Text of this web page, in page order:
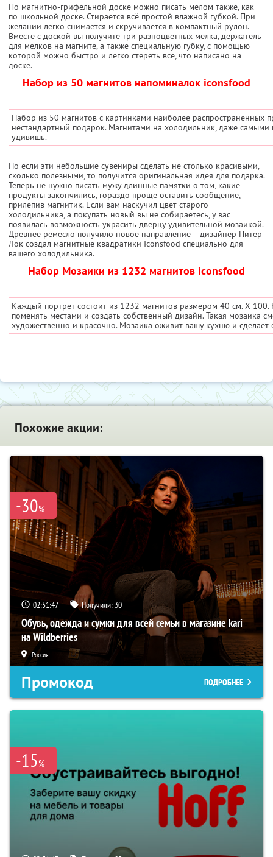
По магнитно-грифельной доске можно писать мелом также, как
по школьной доске. Стирается всё простой влажной губкой. При
желании легко снимается и скручивается в компактный рулон.
Вместе с доской вы получите три разноцветных мелка, держатель
для мелков на магните, а также специальную губку, с помощью
которой можно быстро и легко стереть все, что написано на
доске.
Набор из 50 магнитов напоминалок iconsfood
Набор из 50 магнитов с картинками наиболее распространенных
нестандартный подарок. Магнитами на холодильник, даже
удивишь.
Но если эти небольшие сувениры сделать не столько красивыми,
сколько полезными, то получится оригинальная идея для подарка.
Теперь не нужно писать мужу длинные памятки о том, какие
продукты закончились, гораздо проще оставить сообщение,
прилепив магнитик. Если вам наскучил цвет старого
холодильника, а покупать новый вы не собираетесь, у вас
появилась возможность украсить дверцу удивительной мозаикой.
Древнее ремесло получило новое направление – дизайнер Питер
Лок создал магнитные квадратики Iconsfood специально для
вашего холодильника.
Набор Мозаики из 1232 магнитов iconsfood
Каждый портрет состоит из 1232 магнитов размером 40 см. Х
поменять местами и создать собственный дизайн. Такая мозаика
художественно и красочно. Мозаика оживит вашу кухню и
Похожие акции:
-30%
02:51:46 Получили: 30
Обувь, одежда и сумки для всей семьи в магазине kari
на Wildberries
Россия
Промокод ПОДРОБНЕЕ
-15%